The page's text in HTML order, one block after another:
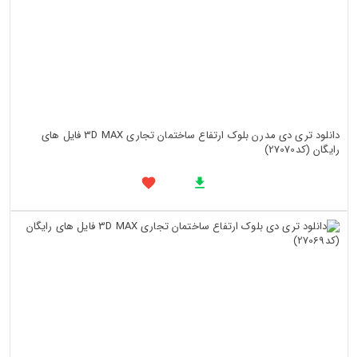
دانلود تری دی مدرن بلوک ارتفاع ساختمان تجاری 3D MAX فایل های
رایگان (کد27070)